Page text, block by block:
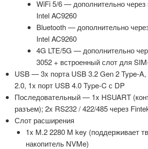
WiFi 5/6 — дополнительно через
Intel AC9260
Bluetooth — дополнительно
Intel AC9260
4G LTE/5G — дополнительно
3052 + встроенный слот для
USB — 3x порта USB 3.2 Gen 2 Type-A,
2.0, 1x порт USB 4.0 Type-C с DP
Последовательный — 1x HSUART
разъем); 2x RS232 / 422/485 через
Слот расширения
1x M.2 2280 M key (поддерживает
накопитель NVMe)